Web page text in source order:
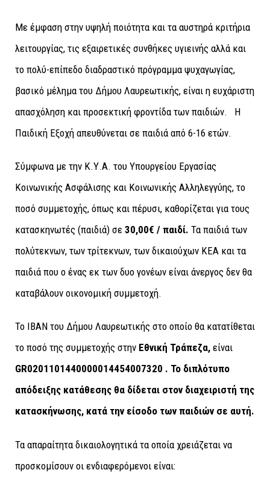
Με έμφαση στην υψηλή ποιότητα και τα αυστηρά κριτήρια
λειτουργίας, τις εξαιρετικές συνθήκες υγιεινής αλλά και
το πολύ-επίπεδο διαδραστικό πρόγραμμα ψυχαγωγίας,
βασικό μέλημα του Δήμου Λαυρεωτικής, είναι η ευχάριστη
απασχόληση και προσεκτική φροντίδα των παιδιών. Η
Παιδική Εξοχή απευθύνεται σε παιδιά από 6-16 ετών.
Σύμφωνα με την Κ.Υ.Α. του Υπουργείου Εργασίας
Κοινωνικής Ασφάλισης και Κοινωνικής Αλληλεγγύης, το
ποσό συμμετοχής, όπως και πέρυσι, καθορίζεται για τους
κατασκηνωτές (παιδιά) σε 30,00€ / παιδί. Τα παιδιά των
πολύτεκνων, των τρίτεκνων, των δικαιούχων ΚΕΑ και τα
παιδιά που ο ένας εκ των δυο γονέων είναι άνεργος δεν θα
καταβάλουν οικονομική συμμετοχή.
Το IBAN του Δήμου Λαυρεωτικής στο οποίο θα κατατίθεται
το ποσό της συμμετοχής στην Εθνική Τράπεζα, είναι
GR0201101440000014454007320 . Το διπλότυπο
απόδειξης κατάθεσης θα δίδεται στον διαχειριστή της
κατασκήνωσης, κατά την είσοδο των παιδιών σε αυτή.
Τα απαραίτητα δικαιολογητικά τα οποία χρειάζεται να
προσκομίσουν οι ενδιαφερόμενοι είναι: